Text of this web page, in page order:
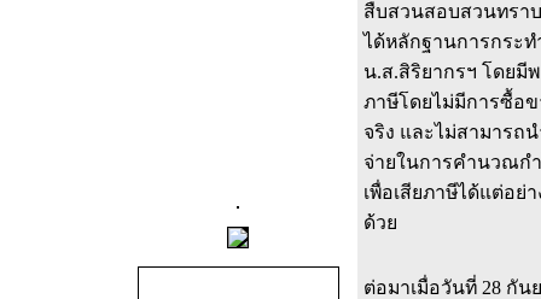
สืบสวนสอบสวนทรา
ได้หลักฐานการกระท
น.ส.สิริยากรฯ โดยมี
ภาษีโดยไม่มีการซื้อ
จริง และไม่สามารถ
จ่ายในการคำนวณก
เพื่อเสียภาษีได้แต่อ
ด้วย
ต่อมาเมื่อวันที่ 28 กัน